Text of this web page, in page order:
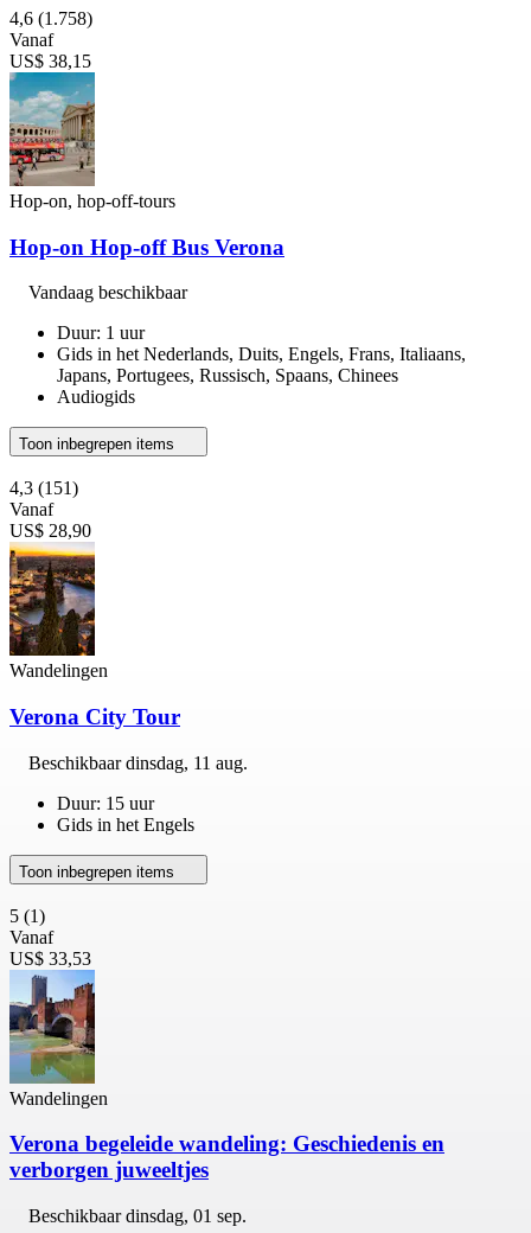
4,6 (1.758)
Vanaf
US$ 38,15
Hop-on, hop-off-tours
Hop-on Hop-off Bus Verona
Vandaag beschikbaar
Duur: 1 uur
Gids in het Nederlands, Duits, Engels, Frans, Italiaans,
Japans, Portugees, Russisch, Spaans, Chinees
Audiogids
Toon inbegrepen items
4,3 (151)
Vanaf
US$ 28,90
Wandelingen
Verona City Tour
Beschikbaardinsdag, 11 aug.
Duur: 15 uur
Gids in het Engels
Toon inbegrepen items
5 (1)
Vanaf
US$ 33,53
Wandelingen
Verona begeleide wandeling: Geschiedenis en
verborgen juweeltjes
Beschikbaardinsdag, 01 sep.